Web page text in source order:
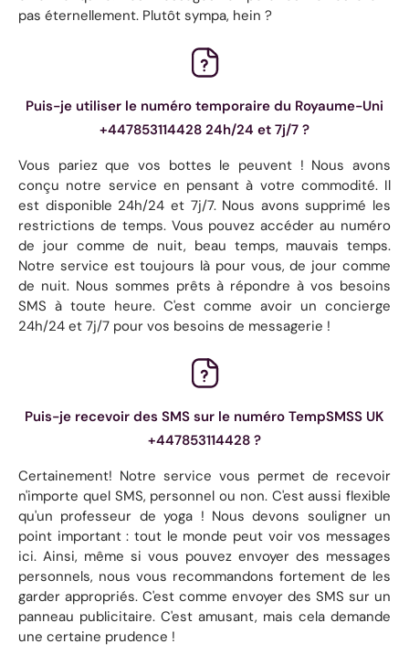
pas éternellement. Plutôt sympa, hein ?
Puis-je utiliser le numéro temporaire du Royaume-Uni
+447853114428 24h/24 et 7j/7 ?
Vous pariez que vos bottes le peuvent ! Nous avons
conçu notre service en pensant à votre commodité. Il
est disponible 24h/24 et 7j/7. Nous avons supprimé les
restrictions de temps. Vous pouvez accéder au numéro
de jour comme de nuit, beau temps, mauvais temps.
Notre service est toujours là pour vous, de jour comme
de nuit. Nous sommes prêts à répondre à vos besoins
SMS à toute heure. C'est comme avoir un concierge
24h/24 et 7j/7 pour vos besoins de messagerie !
Puis-je recevoir des SMS sur le numéro TempSMSS UK
+447853114428 ?
Certainement! Notre service vous permet de recevoir
n'importe quel SMS, personnel ou non. C'est aussi flexible
qu'un professeur de yoga ! Nous devons souligner un
point important : tout le monde peut voir vos messages
ici. Ainsi, même si vous pouvez envoyer des messages
personnels, nous vous recommandons fortement de les
garder appropriés. C'est comme envoyer des SMS sur un
panneau publicitaire. C'est amusant, mais cela demande
une certaine prudence !